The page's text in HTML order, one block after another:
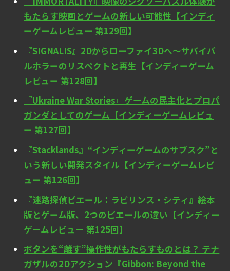
もたらす映画とゲームの新しい可能性【インディ
ーゲームレビュー 第129回】
『SIGNALIS』2Dからローファイ3Dへ～サバイバ
ルホラーのリスペクトと再生【インディーゲーム
レビュー 第128回】
『Ukraine War Stories』ゲームの民主化とプロパ
ガンダとしてのゲーム【インディーゲームレビュ
ー 第127回】
『Stacklands』“インディーゲームのサブスク”と
いう新しい開発スタイル【インディーゲームレビ
ュー 第126回】
『迷路探偵ピエール：ラビリンス・シティ』絵本
版とゲーム版、2つのピエールの違い【インディー
ゲームレビュー 第125回】
ボタンを“離す”操作性がもたらすものとは？ テナ
ガザルの2Dアクション『Gibbon: Beyond the